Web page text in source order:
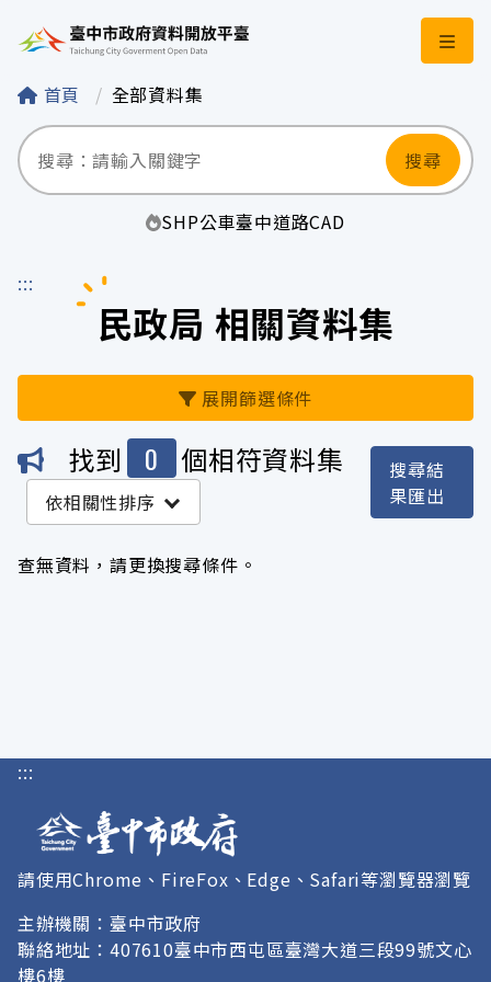
臺中市政府資料開
首頁 全部資料集
搜尋
SHP公車臺中道路CAD
:::
民政局 相關資料集
展開篩選條件
機關找到 0 個相符資料集
依相關性排序
搜尋結
果匯出
查無資料，請更換搜尋條件。
:::
請使用Chrome、FireFox、Edge、Safari等瀏覽器瀏覽
主辦機關：臺中市政府
聯絡地址：407610臺中市西屯區臺灣大道三段99號文心
樓6樓